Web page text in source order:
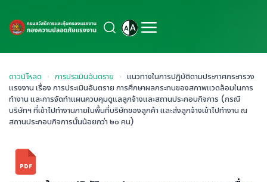
ดาวน์โหลด › การประเมินอันตราย › แนวทางในการปฏิบัติตามประกาศกระทรวง
แรงงาน เรื่อง การประเมินอันตราย การศึกษาผลกระทบของสภาพแวดล้อมในการ
ทำงาน และการจัดทำแผนควบคุมดูแลลูกจ้างและสถานประกอบกิจการ (กรณี
บริษัทฯ ที่เข้าไปทำงานภายในพื้นที่บริษัทของลูกค้า และส่งลูกจ้างเข้าไปทำงาน ณ
สถานประกอบกิจการนั้นน้อยกว่า ๒๐ คน)
PDF